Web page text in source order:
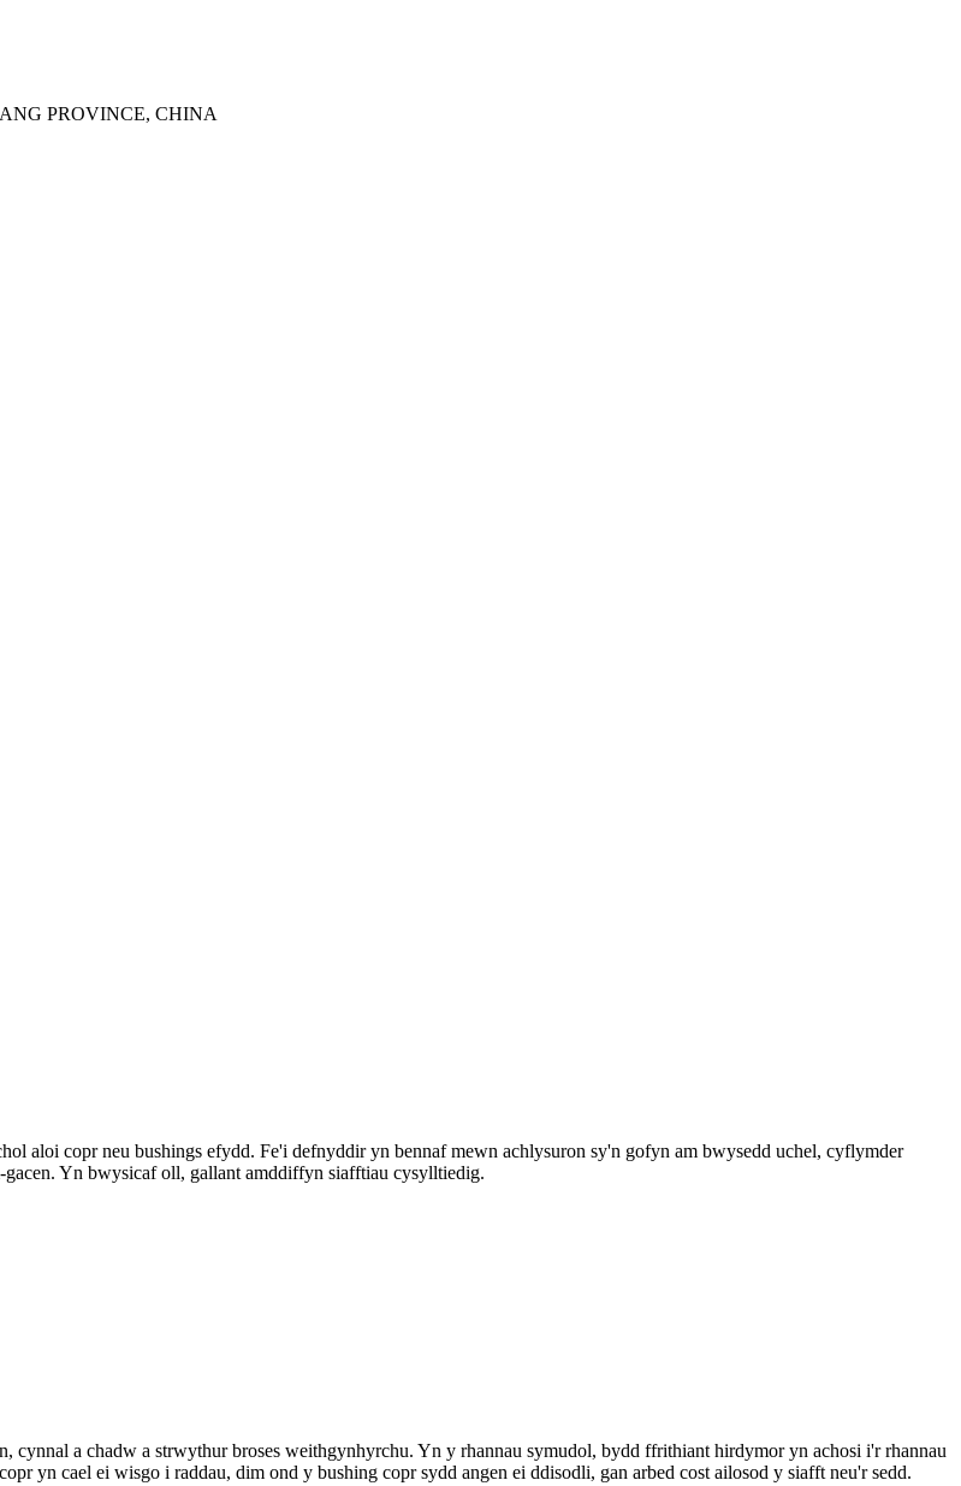
PROVINCE, CHINA
aloi copr neu bushings efydd. Fe'i defnyddir yn bennaf mewn achlysuron sy'n gofyn am bwysedd uchel, cyflymder
Yn bwysicaf oll, gallant amddiffyn siafftiau cysylltiedig.
a chadw a strwythur broses weithgynhyrchu. Yn y rhannau symudol, bydd ffrithiant hirdymor yn achosi i'r rhannau
yn cael ei wisgo i raddau, dim ond y bushing copr sydd angen ei ddisodli, gan arbed cost ailosod y siafft neu'r sedd.